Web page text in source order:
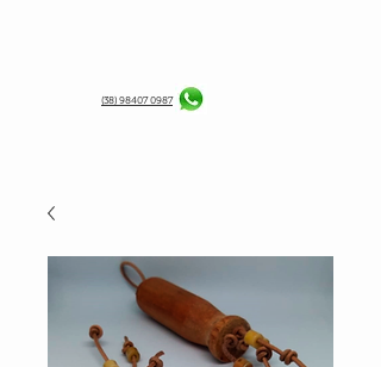
(38) 98407 0987